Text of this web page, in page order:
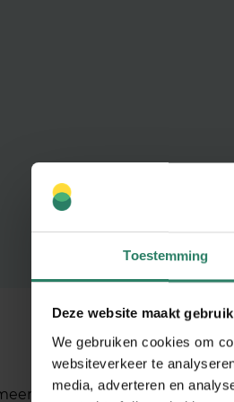
Toestemming
Deze website maakt
We gebruiken cookies om
websiteverkeer te
media, adverteren en
schieten met hagel? Wel